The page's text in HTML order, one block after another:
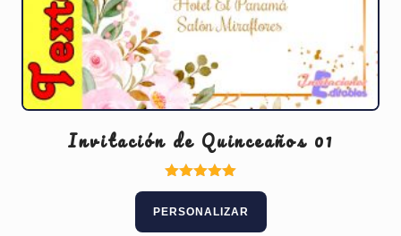
Invitación de Quinceaños 01
Valorado
5.00
de 5
PERSONALIZAR